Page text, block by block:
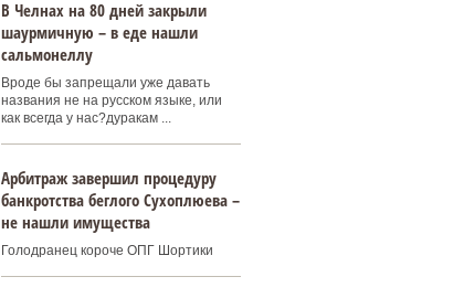
В Челнах на 80 дней закрыли
шаурмичную – в еде нашли
сальмонеллу
Вроде бы запрещали уже давать
названия не на русском языке, или
как всегда у нас?дуракам ...
Арбитраж завершил процедуру
банкротства беглого Сухоплюева –
не нашли имущества
Голодранец короче ОПГ Шортики